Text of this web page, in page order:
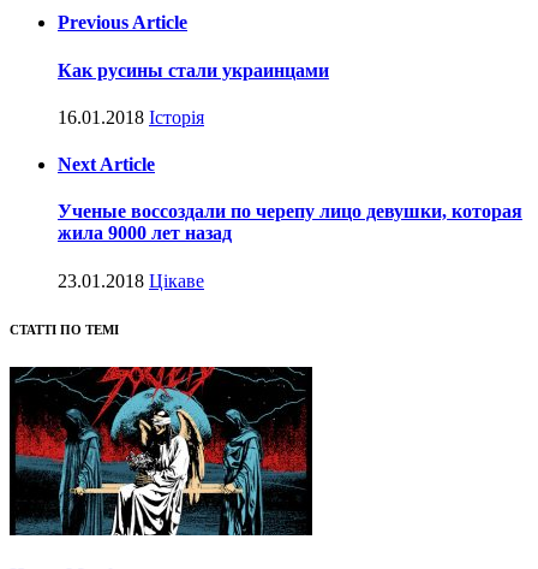
Previous Article
Как русины стали украинцами
16.01.2018 Історія
Next Article
Ученые воссоздали по черепу лицо девушки, которая
жила 9000 лет назад
23.01.2018 Цікаве
СТАТТІ ПО ТЕМІ